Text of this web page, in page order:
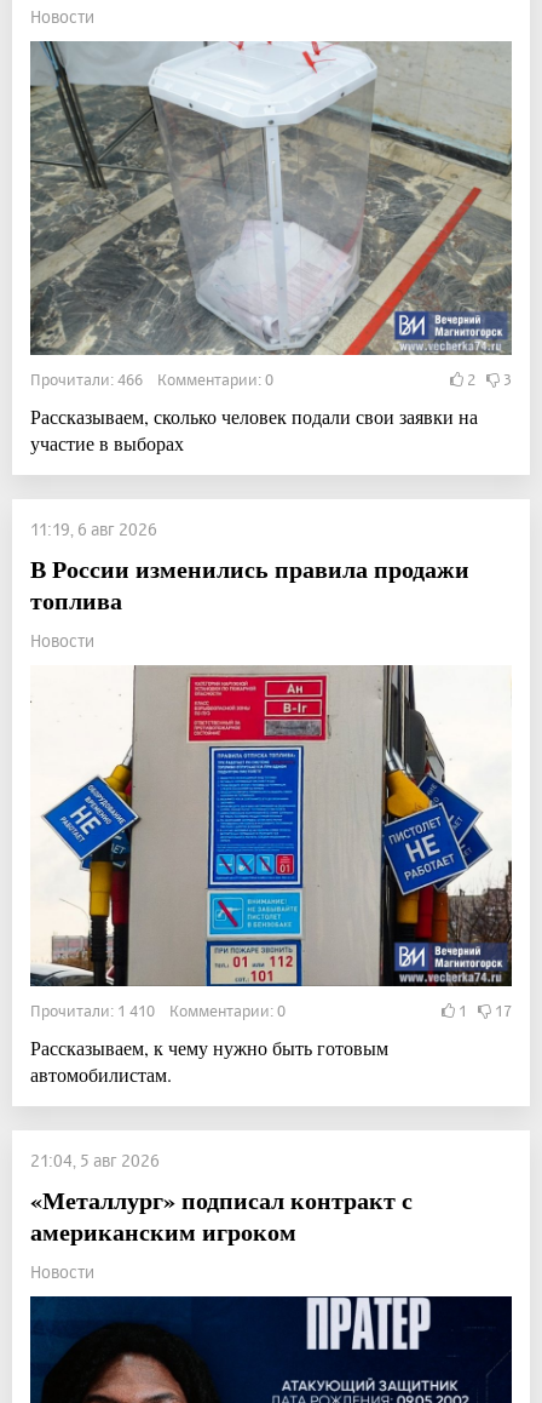
Новости
Прочитали: 466 Комментарии: 0 2 3
Рассказываем, сколько человек подали свои заявки на
участие в выборах
11:19, 6 авг 2026
В России изменились правила продажи
топлива
Новости
Прочитали: 1 410 Комментарии: 0 1 17
Рассказываем, к чему нужно быть готовым
автомобилистам.
21:04, 5 авг 2026
«Металлург» подписал контракт с
американским игроком
Новости